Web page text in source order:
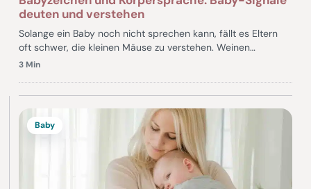
deuten und verstehen
Solange ein Baby noch nicht sprechen kann, fällt es Eltern
oft schwer, die kleinen Mäuse zu verstehen. Weinen…
3 Min
Baby